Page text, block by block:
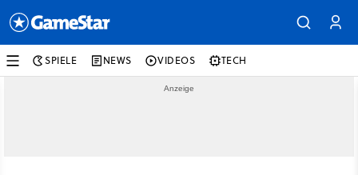
SPIELE NEWS VIDEOS TECH